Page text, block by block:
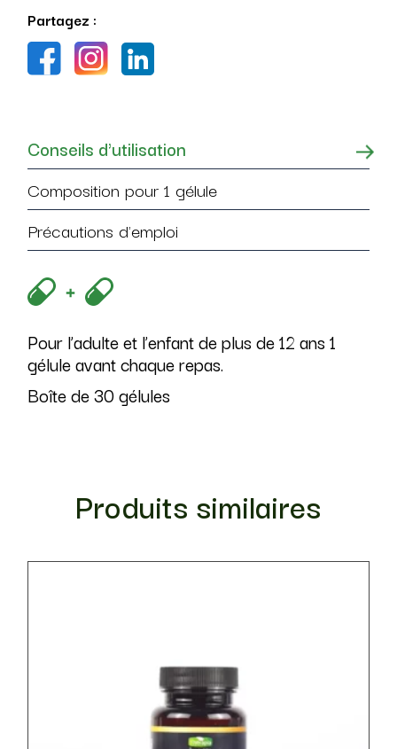
Partagez :
Conseils d'utilisation
Composition pour 1 gélule
Précautions d'emploi
Pour l’adulte et l’enfant de plus de 12 ans 1
gélule avant chaque repas.
Boîte de 30 gélules
Produits similaires